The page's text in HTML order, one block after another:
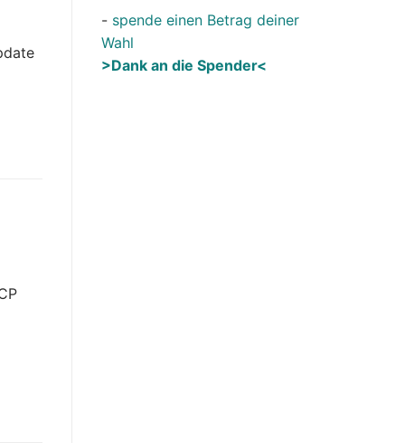
- spende einen Betrag deiner
Wahl
>Dank an die Spender<